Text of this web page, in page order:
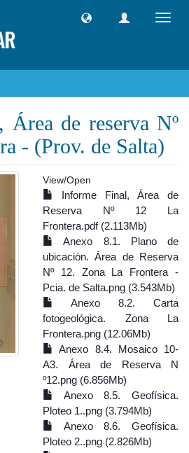
de reserva Nº
- (Prov. de Salta)
View/Open
Informe Final, Área de
Reserva Nº 12 La
Frontera.pdf (2.113Mb)
Anexo 8.1. Plano de
ubicación. Área de Reserva
Nº 12. Zona La Frontera -
Pcia. de Salta.png (3.543Mb)
Anexo 8.2. Carta
fotogeológica. Zona La
Frontera.png (12.06Mb)
Anexo 8.4. Mosaico 10-
A3. Área de Reserva N
º12.png (6.856Mb)
Anexo 8.5. Geofísica.
Ploteo 1..png (3.794Mb)
Anexo 8.6. Geofísica.
Ploteo 2..png (2.826Mb)